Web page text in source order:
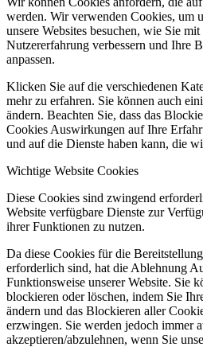
werden. Wir verwenden Cookies, um
unsere Websites besuchen, wie Sie
Nutzererfahrung verbessern und Ihre
anpassen.
Klicken Sie auf die verschiedenen
mehr zu erfahren. Sie können auch
ändern. Beachten Sie, dass das
Cookies Auswirkungen auf Ihre
und auf die Dienste haben kann, die
Wichtige Website Cookies
Diese Cookies sind zwingend
Website verfügbare Dienste zur
ihrer Funktionen zu nutzen.
Da diese Cookies für die
erforderlich sind, hat die Ablehnung
Funktionsweise unserer Website. Sie
blockieren oder löschen, indem Sie
ändern und das Blockieren aller
erzwingen. Sie werden jedoch immer
akzeptieren/abzulehnen, wenn Sie